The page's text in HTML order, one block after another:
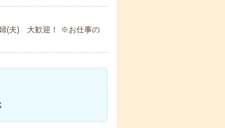
婦(夫) 大歓迎！ ※お仕事の